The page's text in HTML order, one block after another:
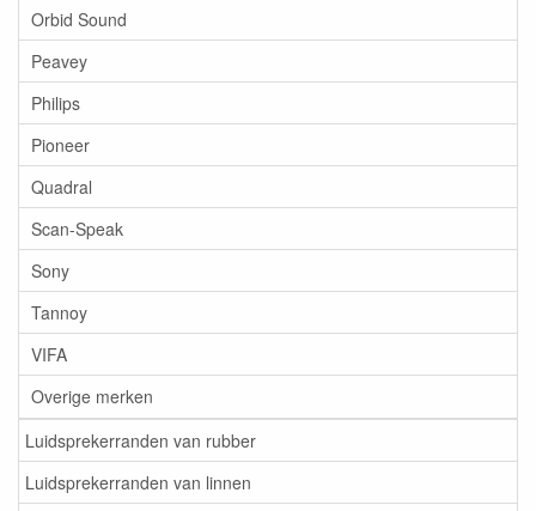
Orbid Sound
Peavey
Philips
Pioneer
Quadral
Scan-Speak
Sony
Tannoy
VIFA
Overige merken
Luidsprekerranden van rubber
Luidsprekerranden van linnen